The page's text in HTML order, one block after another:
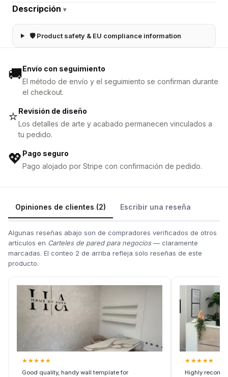
Descripción ▾
🛡 Product safety & EU compliance information
🚚Envío con seguimiento
El método de envío y el seguimiento se confirman durante
el checkout.
⭐Revisión de diseño
Los detalles de arte y acabado permanecen vinculados a
tu pedido.
💖 Pago seguro
Pago alojado por Stripe con confirmación de pedido.
Opiniones de clientes (2) Escribir una reseña
Algunas reseñas abajo son de compradores verificados de otros
artículos en Carteles de pared para negocios— claramente
marcadas. El conteo 2 de arriba refleja solo reseñas de este
producto.
★ ★★ ★★
Good quality, handy wall template for
★ ★★ ★★
Highly